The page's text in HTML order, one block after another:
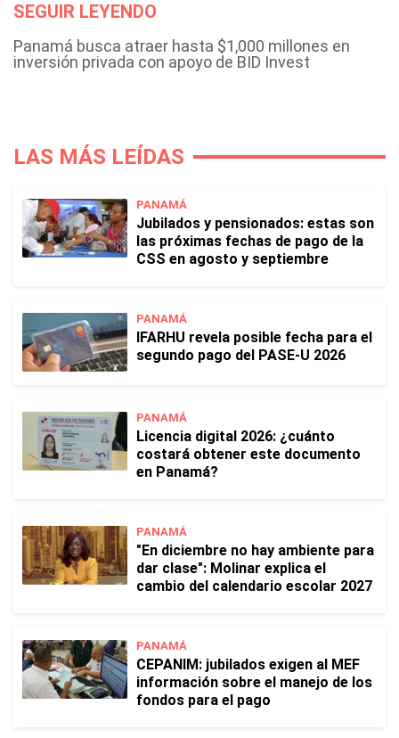
SEGUIR LEYENDO
Panamá busca atraer hasta $1,000 millones en
inversión privada con apoyo de BID Invest
LAS MÁS LEÍDAS
PANAMÁ
Jubilados y pensionados: estas son
las próximas fechas de pago de la
CSS en agosto y septiembre
PANAMÁ
IFARHU revela posible fecha para el
segundo pago del PASE-U 2026
PANAMÁ
Licencia digital 2026: ¿cuánto
costará obtener este documento
en Panamá?
PANAMÁ
"En diciembre no hay ambiente para
dar clase": Molinar explica el
cambio del calendario escolar 2027
PANAMÁ
CEPANIM: jubilados exigen al MEF
información sobre el manejo de los
fondos para el pago